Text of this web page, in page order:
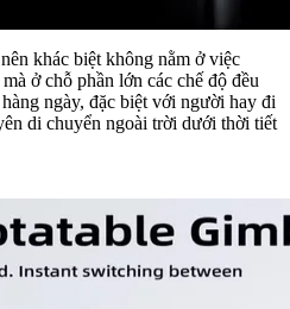
khác biệt không nằm ở việc
ở chỗ phần lớn các chế độ đều
ngày, đặc biệt với người hay đi
di chuyển ngoài trời dưới thời tiết